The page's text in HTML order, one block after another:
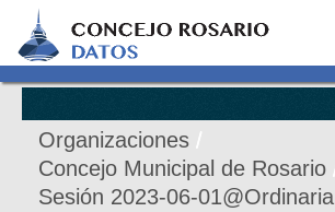
Organizaciones
Concejo Municipal de Rosario
Sesión 2023-06-01@Ordinaria